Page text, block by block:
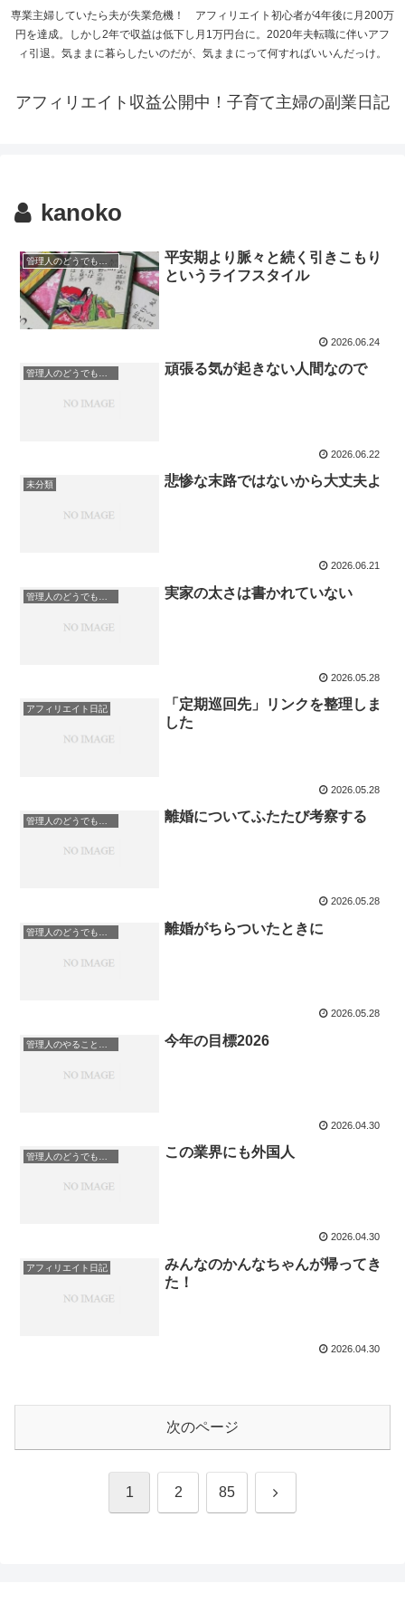
専業主婦していたら夫が失業危機！ アフィリエイト初心者が4年後に月200万
円を達成。しかし2年で収益は低下し月1万円台に。2020年夫転職に伴いアフ
ィ引退。気ままに暮らしたいのだが、気ままにって何すればいいんだっけ。
アフィリエイト収益公開中！子育て主婦の副業日記
kanoko
平安期より脈々と続く引きこもり
というライフスタイル
2026.06.24
頑張る気が起きない人間なので
2026.06.22
未分類 悲惨な末路ではないから大丈夫よ
2026.06.21
実家の太さは書かれていない
2026.05.28
アフィリエイト日記
「定期巡回先」リンクを整理しま
した
2026.05.28
離婚についてふたたび考察する
2026.05.28
管理人のどうでもいい日記 離婚がちらついたときに
2026.05.28
今年の目標2026
2026.04.30
この業界にも外国人
2026.04.30
アフィリエイト日記
みんなのかんなちゃんが帰ってき
た！
2026.04.30
次のページ
1 2 85 次